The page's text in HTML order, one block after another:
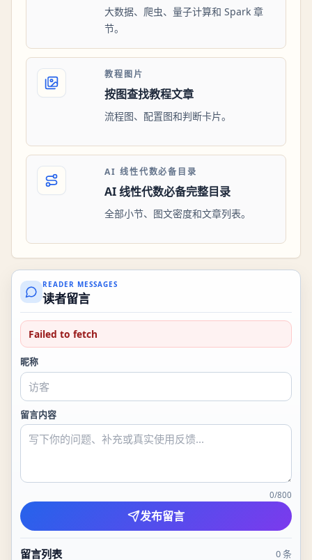
大数据、爬虫、量子计算和 Spark 章
节。
教程图片
按图查找教程文章
流程图、配置图和判断卡片。
AI 线性代数必备目录
AI 线性代数必备完整目录
全部小节、图文密度和文章列表。
READER MESSAGES
读者留言
Failed to fetch
昵称
留言内容
0/800
发布留言
留言列表 0条